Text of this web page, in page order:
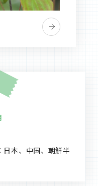
本、中国、朝鮮半